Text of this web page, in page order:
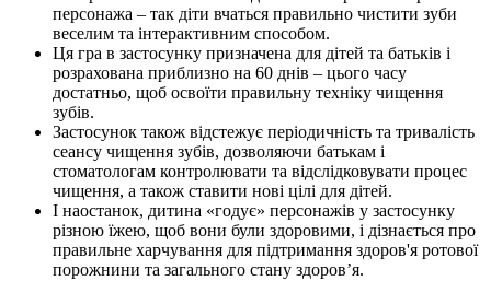
персонажа – так діти вчаться правильно чистити зуби
веселим та інтерактивним способом.
Ця гра в застосунку призначена для дітей та батьків і
розрахована приблизно на 60 днів – цього часу
достатньо, щоб освоїти правильну техніку чищення
зубів.
Застосунок також відстежує періодичність та тривалість
сеансу чищення зубів, дозволяючи батькам і
стоматологам контролювати та відслідковувати процес
чищення, а також ставити нові цілі для дітей.
І наостанок, дитина «годує» персонажів у застосунку
різною їжею, щоб вони були здоровими, і дізнається про
правильне харчування для підтримання здоров'я ротової
порожнини та загального стану здоров’я.